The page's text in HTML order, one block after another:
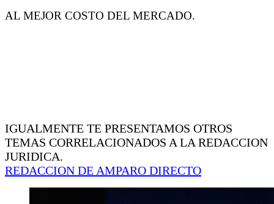
AL MEJOR COSTO DEL MERCADO.
IGUALMENTE TE PRESENTAMOS OTROS
TEMAS CORRELACIONADOS A LA REDACCION
JURIDICA.
REDACCION DE AMPARO DIRECTO